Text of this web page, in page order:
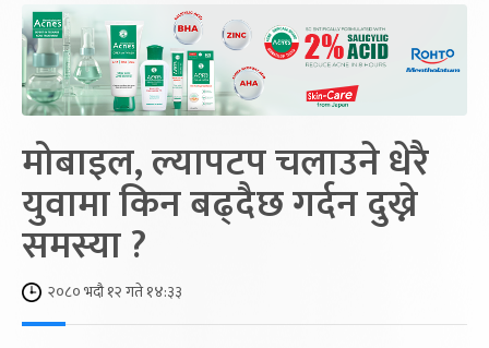
मोबाइल, ल्यापटप चलाउने धेरै
युवामा किन बढ्दैछ गर्दन दुख्ने
समस्या ?
२०८० भदौ १२ गते १४:३३